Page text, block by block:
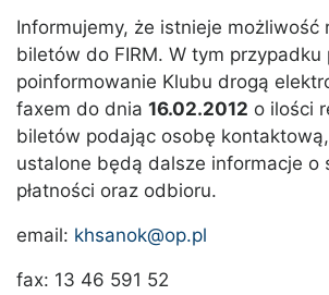
Informujemy, że istnieje możliwość
biletów do FIRM. W tym przypadku
poinformowanie Klubu drogą
faxem do dnia 16.02.2012 o ilości
biletów podając osobę
ustalone będą dalsze informacje o
płatności oraz odbioru.
email: khsanok@op.pl
fax: 13 46 591 52